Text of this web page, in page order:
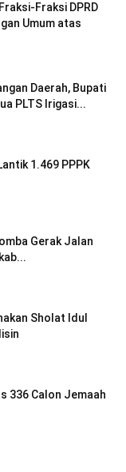
Fraksi DPRD
Umum atas
Daerah, Bupati
PLTS Irigasi...
1.469 PPPK
Gerak Jalan
Sholat Idul
336 Calon Jemaah